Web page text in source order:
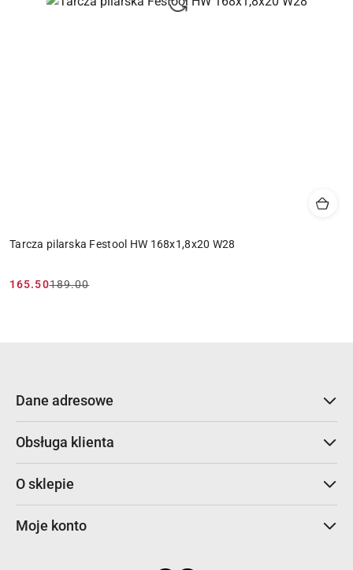
Tarcza pilarska Festool HW 168x1,8x20 W28
Cena
165.50
Cena
189.00
Dane adresowe
Obsługa klienta
O sklepie
Moje konto